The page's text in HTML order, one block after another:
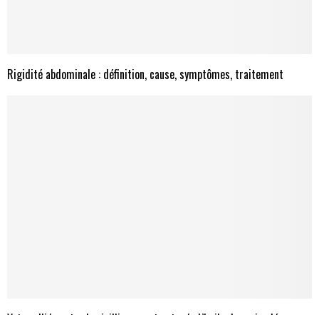
Rigidité abdominale : définition, cause, symptômes, traitement